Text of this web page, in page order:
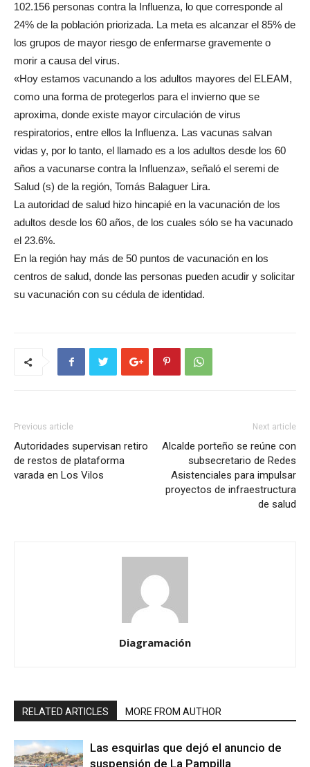
102.156 personas contra la Influenza, lo que corresponde al
24% de la población priorizada. La meta es alcanzar el 85% de
los grupos de mayor riesgo de enfermarse gravemente o
morir a causa del virus.
«Hoy estamos vacunando a los adultos mayores del ELEAM,
como una forma de protegerlos para el invierno que se
aproxima, donde existe mayor circulación de virus
respiratorios, entre ellos la Influenza. Las vacunas salvan
vidas y, por lo tanto, el llamado es a los adultos desde los 60
años a vacunarse contra la Influenza», señaló el seremi de
Salud (s) de la región, Tomás Balaguer Lira.
La autoridad de salud hizo hincapié en la vacunación de los
adultos desde los 60 años, de los cuales sólo se ha vacunado
el 23.6%.
En la región hay más de 50 puntos de vacunación en los
centros de salud, donde las personas pueden acudir y solicitar
su vacunación con su cédula de identidad.
Previous article
Autoridades supervisan retiro
de restos de plataforma
varada en Los Vilos
Next article
Alcalde porteño se reúne con
subsecretario de Redes
Asistenciales para impulsar
proyectos de infraestructura
de salud
Diagramación
RELATED ARTICLES MORE FROM AUTHOR
Las esquirlas que dejó el anuncio de
suspensión de La Pampilla